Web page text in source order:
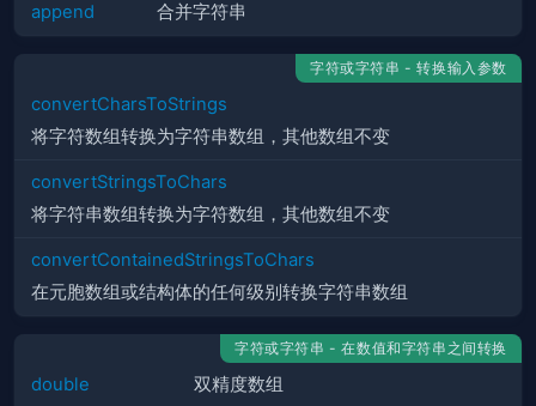
append 合并字符串
字符或字符串 - 转换输入参数
convertCharsToStrings
将字符数组转换为字符串数组，其他数组不变
convertStringsToChars
将字符串数组转换为字符数组，其他数组不变
convertContainedStringsToChars
在元胞数组或结构体的任何级别转换字符串数组
字符或字符串 - 在数值和字符串之间转换
double 双精度数组